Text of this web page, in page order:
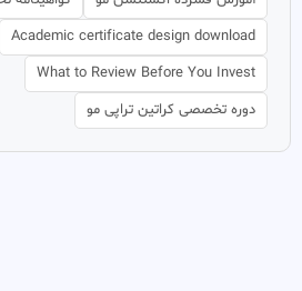
Academic certificate design download
What to Review Before You Invest
دوره تخصصی کراتین تراپی مو